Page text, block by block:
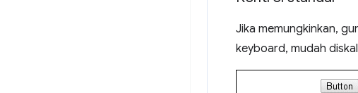
Jika memungkinkan,
keyboard, mudah